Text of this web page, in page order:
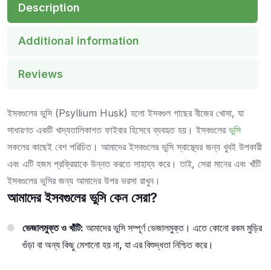
Description
Additional information
Reviews
ইসবগুলের ভুসি (Psyllium Husk) হলো ইসবগুল গাছের বীজের খোসা, যা
সাধারণত একটি খাদ্যতালিকাগত ফাইবার হিসেবে ব্যবহৃত হয়। ইসবগুলের ভুসি
সকলের কাছেই বেশ পরিচিত। আমাদের ইসবগুলের ভুসি স্বাস্থ্যের জন্য খুবই উপকারী
এবং এটি হজম প্রক্রিয়াকে উন্নত করতে সাহায্য করে। তাই, সেরা মানের এবং খাঁটি
ইসবগুলের ভুসির জন্য আমাদের উপর ভরসা রাখুন।
আমাদের ইসবগুলের ভুসি কেন সেরা?
ভেজালমুক্ত ও খাঁটি: আমাদের ভুসি সম্পূর্ণ ভেজালমুক্ত। এতে কোনো রকম মুড়ির
গুঁড়া বা অন্য কিছু মেশানো হয় না, যা এর বিশুদ্ধতা নিশ্চিত করে।